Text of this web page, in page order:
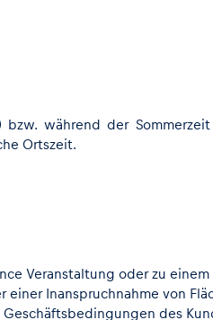
während der
Ortszeit.
Veranstaltung oder zu
Inanspruchnahme von
des